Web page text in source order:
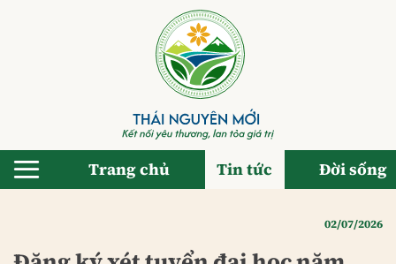
Trang chủ Tin tức Đời sống
02/07/2026